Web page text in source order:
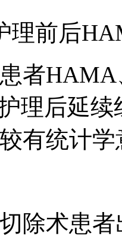
理前后
者
护理后延
有统计学
除术患